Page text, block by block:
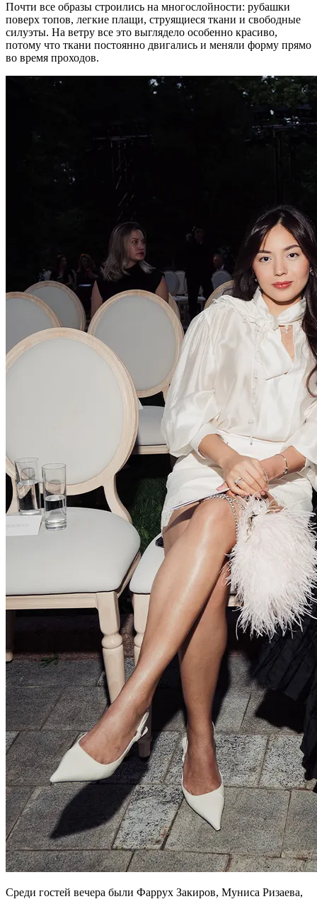
Почти все образы строились на многослойности: рубашки
поверх топов, легкие плащи, струящиеся ткани и свободные
силуэты. На ветру все это выглядело особенно красиво,
потому что ткани постоянно двигались и меняли форму прямо
во время проходов.
Среди гостей вечера были Фаррух Закиров, Муниса Ризаева,